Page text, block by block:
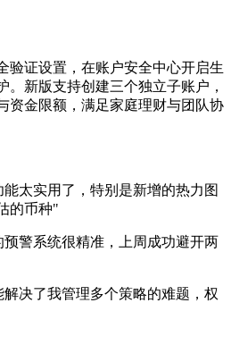
验证设置，在账户安全中心开启生
。新版支持创建三个独立子账户，
资金限额，满足家庭理财与团队协
太实用了，特别是新增的热力图
的币种"
预警系统很精准，上周成功避开两
决了我管理多个策略的难题，权